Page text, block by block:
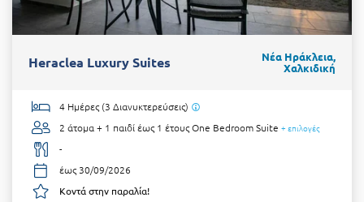
Heraclea Luxury Suites
Νέα Ηράκλεια,
Χαλκιδική
4 Ημέρες (3 Διανυκτερεύσεις)
2 άτομα + 1 παιδί έως 1 έτουςOne Bedroom Suite + επιλογές
-
έως 30/09/2026
Κοντά στην παραλία!